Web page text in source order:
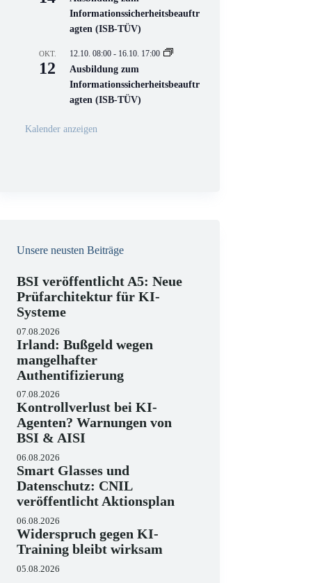
V
e
r
n
s
t
a
t
n
Informationssicherheitsbeauftr
agten (ISB-TÜV)
OKT.
12
12.10. 08:00 - 16.10. 17:00
Ausbildung zum
Informationssicherheitsbeauftr
agten (ISB-TÜV)
Kalender anzeigen
Unsere neusten Beiträge
BSI veröffentlicht A5: Neue
Prüfarchitektur für KI-
Systeme
07.08.2026
Irland: Bußgeld wegen
mangelhafter
Authentifizierung
07.08.2026
Kontrollverlust bei KI-
Agenten? Warnungen von
BSI & AISI
06.08.2026
Smart Glasses und
Datenschutz: CNIL
veröffentlicht Aktionsplan
06.08.2026
Widerspruch gegen KI-
Training bleibt wirksam
05.08.2026